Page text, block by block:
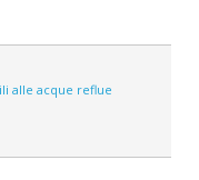
alle acque reflue